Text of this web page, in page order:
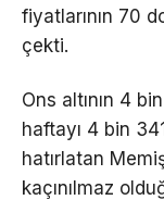
fiyatlarının 70
çekti.
Ons altının 4
haftayı 4 bin
hatırlatan
kaçınılmaz